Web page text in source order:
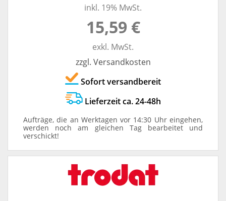
inkl. 19% MwSt.
15,59 €
exkl. MwSt.
zzgl. Versandkosten
Sofort versandbereit
Lieferzeit ca. 24-48h
Aufträge, die an Werktagen vor 14:30 Uhr eingehen,
werden noch am gleichen Tag bearbeitet und
verschickt!